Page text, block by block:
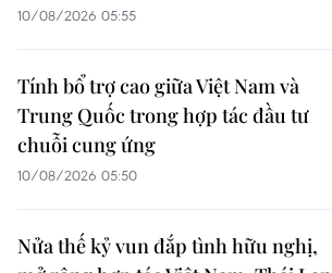
10/08/2026 05:55
Tính bổ trợ cao giữa Việt Nam và
Trung Quốc trong hợp tác đầu tư
chuỗi cung ứng
10/08/2026 05:50
Nửa thế kỷ vun đắp tình hữu nghị,